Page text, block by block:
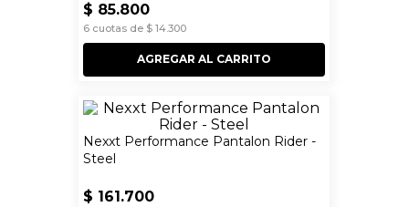
$ 85.800
6cuotas de $ 14.300
AGREGAR AL CARRITO
Nexxt Performance Pantalon Rider -
Steel
$ 161.700